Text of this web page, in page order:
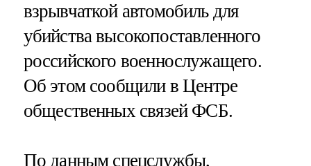
взрывчаткой автомобиль для
убийства высокопоставленного
российского военнослужащего.
Об этом сообщили в Центре
общественных связей ФСБ.
По данным спецслужбы,